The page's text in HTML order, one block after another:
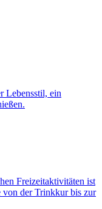
Lebensstil, ein
Freizeitaktivitäten ist
von der Trinkkur bis zur